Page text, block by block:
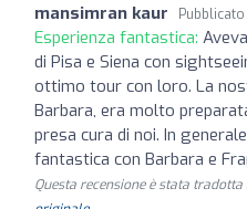
mansimran kaur
Esperienza fantastica:
di Pisa e Siena con
ottimo tour con loro. La
Barbara, era molto
presa cura di noi. In
fantastica con Barbara e
Questa recensione è stata